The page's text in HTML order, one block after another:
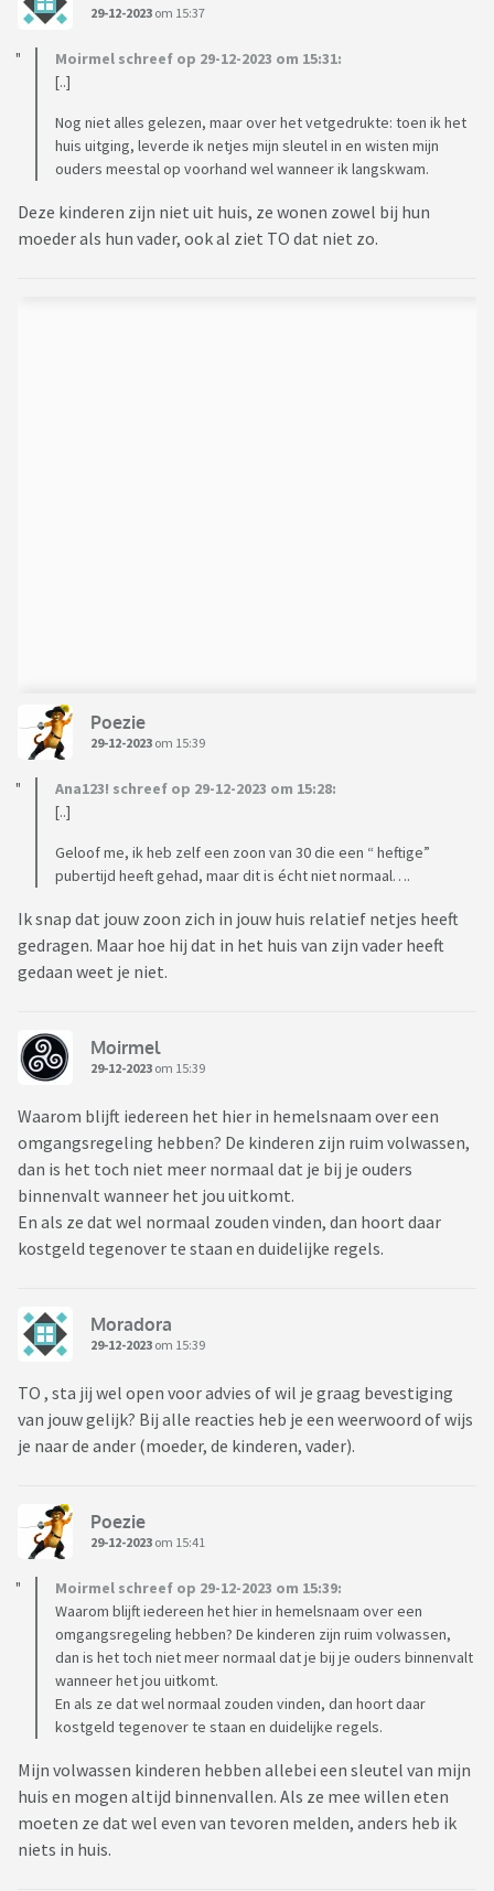
29-12-2023 om 15:37
Moirmel schreef op 29-12-2023 om 15:31:
[..]
Nog niet alles gelezen, maar over het vetgedrukte: toen ik het
huis uitging, leverde ik netjes mijn sleutel in en wisten mijn
ouders meestal op voorhand wel wanneer ik langskwam.
Deze kinderen zijn niet uit huis, ze wonen zowel bij hun
moeder als hun vader, ook al ziet TO dat niet zo.
Poezie
29-12-2023 om 15:39
Ana123! schreef op 29-12-2023 om 15:28:
[..]
Geloof me, ik heb zelf een zoon van 30 die een “ heftige”
pubertijd heeft gehad, maar dit is écht niet normaal….
Ik snap dat jouw zoon zich in jouw huis relatief netjes heeft
gedragen. Maar hoe hij dat in het huis van zijn vader heeft
gedaan weet je niet.
Moirmel
29-12-2023 om 15:39
Waarom blijft iedereen het hier in hemelsnaam over een
omgangsregeling hebben? De kinderen zijn ruim volwassen,
dan is het toch niet meer normaal dat je bij je ouders
binnenvalt wanneer het jou uitkomt.
En als ze dat wel normaal zouden vinden, dan hoort daar
kostgeld tegenover te staan en duidelijke regels.
Moradora
29-12-2023 om 15:39
TO , sta jij wel open voor advies of wil je graag bevestiging
van jouw gelijk? Bij alle reacties heb je een weerwoord of wijs
je naar de ander (moeder, de kinderen, vader).
Poezie
29-12-2023 om 15:41
Moirmel schreef op 29-12-2023 om 15:39:
Waarom blijft iedereen het hier in hemelsnaam over een
omgangsregeling hebben? De kinderen zijn ruim volwassen,
dan is het toch niet meer normaal dat je bij je ouders binnenvalt
wanneer het jou uitkomt.
En als ze dat wel normaal zouden vinden, dan hoort daar
kostgeld tegenover te staan en duidelijke regels.
Mijn volwassen kinderen hebben allebei een sleutel van mijn
huis en mogen altijd binnenvallen. Als ze mee willen eten
moeten ze dat wel even van tevoren melden, anders heb ik
niets in huis.